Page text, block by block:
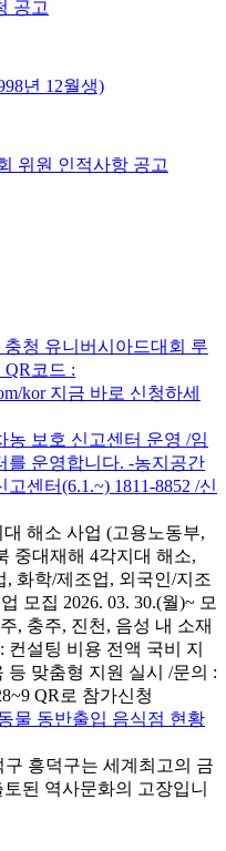
공고
년 12월생)
위원 인적사항 공고